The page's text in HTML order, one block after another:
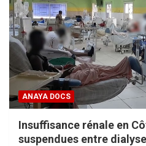
ANAYA DOCS
Insuffisance rénale en
suspendues entre